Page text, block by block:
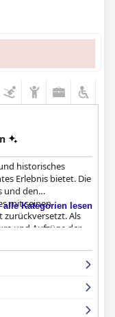
historisches
Erlebnis bietet. Die
und den
mit seinen
zurückversetzt. Als
und Aufzüge der
dieSkytop Lodgein
Hotels
doch mit ihrer
Charakter.
Kategorien lesen